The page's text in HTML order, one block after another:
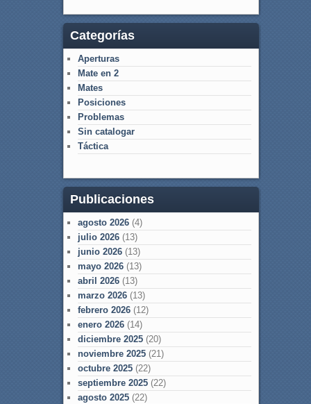
Categorías
Aperturas
Mate en 2
Mates
Posiciones
Problemas
Sin catalogar
Táctica
Publicaciones
agosto 2026(4)
julio 2026(13)
junio 2026(13)
mayo 2026(13)
abril 2026(13)
marzo 2026(13)
febrero 2026(12)
enero 2026(14)
diciembre 2025(20)
noviembre 2025(21)
octubre 2025(22)
septiembre 2025(22)
agosto 2025(22)